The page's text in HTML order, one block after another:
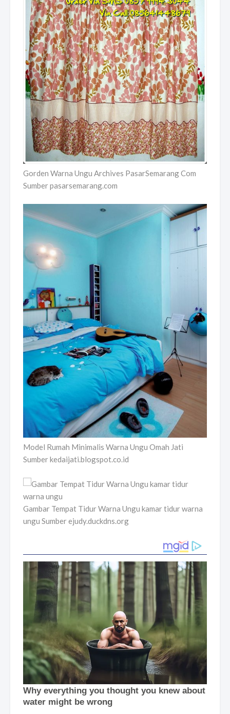
Gorden Warna Ungu Archives PasarSemarang Com
Sumber pasarsemarang.com
Model Rumah Minimalis Warna Ungu Omah Jati
Sumber kedaijati.blogspot.co.id
Gambar Tempat Tidur Warna Ungu kamar tidur warna
ungu Sumber ejudy.duckdns.org